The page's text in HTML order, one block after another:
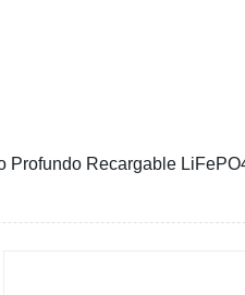
Profundo Recargable